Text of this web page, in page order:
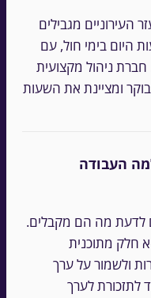
העירוניים מגבילים
היום בימי חול, עם
ניהול מקצועית
ומציינת את השעות
העבודה
לדעת מה הם מקבלים.
חלק מתוכנית
ולשמור על ערך
לערך